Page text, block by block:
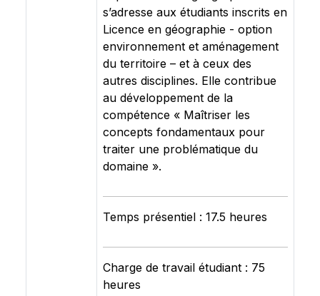
s’adresse aux étudiants inscrits en
Licence en géographie - option
environnement et aménagement
du territoire – et à ceux des
autres disciplines. Elle contribue
au développement de la
compétence « Maîtriser les
concepts fondamentaux pour
traiter une problématique du
domaine ».
Temps présentiel : 17.5 heures
Charge de travail étudiant : 75
heures